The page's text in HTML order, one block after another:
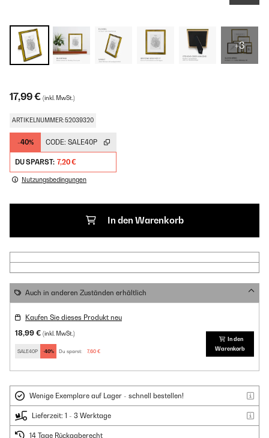
+3
17,99 € (inkl. MwSt.)
ARTIKELNUMMER: 52039320
-40% CODE: SALE40P
DU SPARST: 7,20 €
Nutzungsbedingungen
In den Warenkorb
Auch in anderen Zuständen erhältlich
Kaufen Sie dieses Produkt neu
18,99 € (inkl. MwSt.)
SALE40P -40% Du sparst: 7,60 €
In den
Warenkorb
Wenige Exemplare auf Lager - schnell bestellen!
Lieferzeit: 1 - 3 Werktage
14 Tage Rückgaberecht